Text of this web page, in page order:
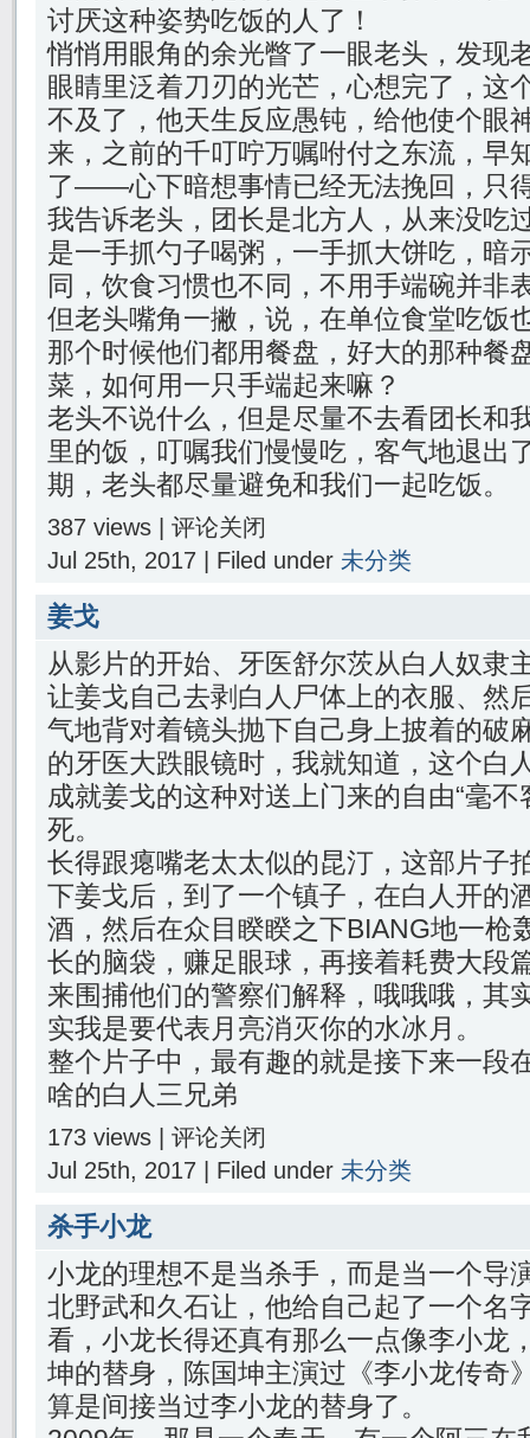
讨厌这种姿势吃饭的人了！
悄悄用眼角的余光瞥了一眼老头，发现
眼睛里泛着刀刃的光芒，心想完了，这
不及了，他天生反应愚钝，给他使个眼
来，之前的千叮咛万嘱咐付之东流，早
了——心下暗想事情已经无法挽回，只
我告诉老头，团长是北方人，从来没吃
是一手抓勺子喝粥，一手抓大饼吃，暗
同，饮食习惯也不同，不用手端碗并非
但老头嘴角一撇，说，在单位食堂吃饭
那个时候他们都用餐盘，好大的那种
菜，如何用一只手端起来嘛？
老头不说什么，但是尽量不去看团长和
里的饭，叮嘱我们慢慢吃，客气地退出
期，老头都尽量避免和我们一起吃饭。
387 views | 评论关闭
Jul 25th, 2017 | Filed under 未分类
姜戈
从影片的开始、牙医舒尔茨从白人奴隶
让姜戈自己去剥白人尸体上的衣服、然
气地背对着镜头抛下自己身上披着的破
的牙医大跌眼镜时，我就知道，这个白
成就姜戈的这种对送上门来的自由“毫不
死。
长得跟瘪嘴老太太似的昆汀，这部片子
下姜戈后，到了一个镇子，在白人开的
酒，然后在众目睽睽之下BIANG地一枪
长的脑袋，赚足眼球，再接着耗费大段
来围捕他们的警察们解释，哦哦哦，其
实我是要代表月亮消灭你的水冰月。
整个片子中，最有趣的就是接下来一段
啥的白人三兄弟
173 views | 评论关闭
Jul 25th, 2017 | Filed under 未分类
杀手小龙
小龙的理想不是当杀手，而是当一个导
北野武和久石让，他给自己起了一个名
看，小龙长得还真有那么一点像李小龙
坤的替身，陈国坤主演过《李小龙传奇
算是间接当过李小龙的替身了。